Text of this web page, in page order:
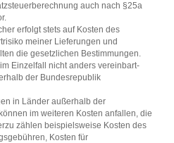
auch nach §25a
erfolgt stets auf Kosten des
meiner Lieferungen und
die gesetzlichen Bestimmungen.
Einzelfall nicht anders vereinbart-
der Bundesrepublik
in Länder außerhalb der
im weiteren Kosten anfallen, die
zählen beispielsweise Kosten des
Kosten für